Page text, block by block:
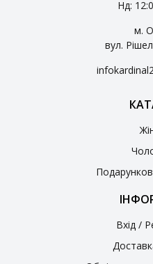
Нд:
м.
вул.
Вхід /